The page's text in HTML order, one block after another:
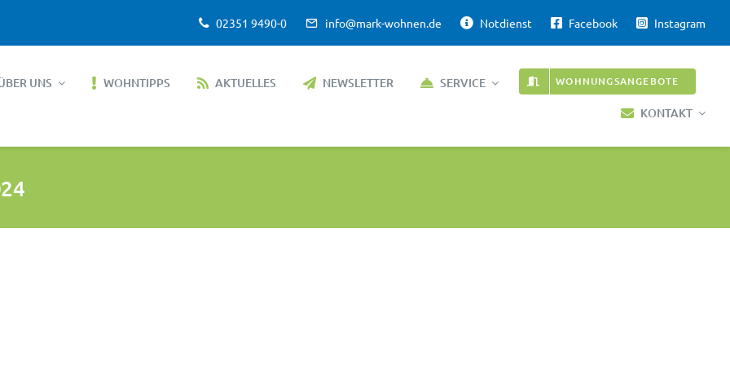
02351 9490-0 info@mark-wohnen.de Notdienst Facebook Instagram
UNS WOHNTIPPS AKTUELLES NEWSLETTER SERVICE WOHNUNGSANGEBOTE
KONTAKT